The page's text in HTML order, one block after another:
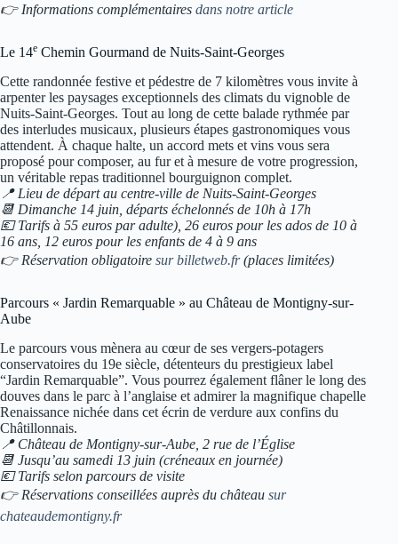
👉 Informations complémentaires dans notre article
Le 14e Chemin Gourmand de Nuits-Saint-Georges
Cette randonnée festive et pédestre de 7 kilomètres vous invite à
arpenter les paysages exceptionnels des climats du vignoble de
Nuits-Saint-Georges. Tout au long de cette balade rythmée par
des interludes musicaux, plusieurs étapes gastronomiques vous
attendent. À chaque halte, un accord mets et vins vous sera
proposé pour composer, au fur et à mesure de votre progression,
un véritable repas traditionnel bourguignon complet.
📍 Lieu de départ au centre-ville de Nuits-Saint-Georges
📆 Dimanche 14 juin, départs échelonnés de 10h à 17h
💶 Tarifs à 55 euros par adulte), 26 euros pour les ados de 10 à
16 ans, 12 euros pour les enfants de 4 à 9 ans
👉 Réservation obligatoire sur billetweb.fr(places limitées)
Parcours « Jardin Remarquable » au Château de Montigny-sur-
Aube
Le parcours vous mènera au cœur de ses vergers-potagers
conservatoires du 19e siècle, détenteurs du prestigieux label
“Jardin Remarquable”. Vous pourrez également flâner le long des
douves dans le parc à l’anglaise et admirer la magnifique chapelle
Renaissance nichée dans cet écrin de verdure aux confins du
Châtillonnais.
📍 Château de Montigny-sur-Aube, 2 rue de l’Église
📆 Jusqu’au samedi 13 juin (créneaux en journée)
💶 Tarifs selon parcours de visite
👉 Réservations conseillées auprès du château sur
chateaudemontigny.fr